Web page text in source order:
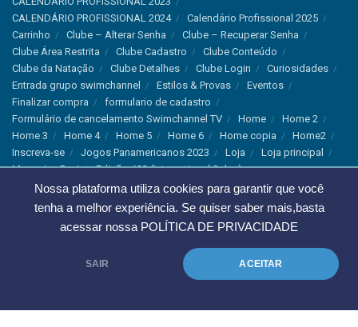
Nossa plataforma utiliza cookies para garantir que você
tenha a melhor experiência. Se quiser saber mais,basta
acessar nossa POLÍTICA DE PRIVACIDADE
SAIR ACEITAR
CALENDÁRIO PROFISSIONAL 2024
Calendário Profissional 2025
Carrinho
Clube – Alterar Senha
Clube – Recuperar Senha
Clube Área Restrita
Clube Cadastro
Clube Conteúdo
Clube da Natação
Clube Detalhes Clube Login
Curiosidades
Entrada grupo swimchannel
Estilos & Provas
Eventos
Finalizar compra
formulario de cadastro
Formulário de cancelamento Swimchannel TV
Home
Home 2
Home 3
Home 4 Home 5 Home 6 Home copia
Home2
Inscreva-se
Jogos Panamericanos 2023 Loja
Loja principal
Magazine Revista Edição #33 (International Sales)
Magazine Swimchannel (International Sale)
Marcas
Minha conta
Newsletter Notícias
Notícias Instagram
Política de Cancelamento
Saúde
Thank You
Troca e Devolução